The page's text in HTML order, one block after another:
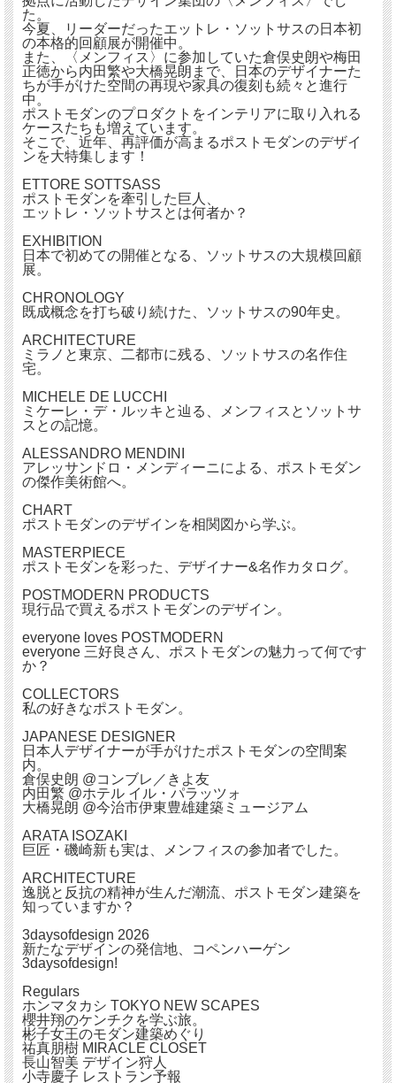
た。
今夏、リーダーだったエットレ・ソットサスの日本初
の本格的回顧展が開催中。
また、〈メンフィス〉に参加していた倉俣史朗や梅田
正徳から内田繁や大橋晃朗まで、日本のデザイナーた
ちが手がけた空間の再現や家具の復刻も続々と進行
中。
ポストモダンのプロダクトをインテリアに取り入れる
ケースたちも増えています。
そこで、近年、再評価が高まるポストモダンのデザイ
ンを大特集します！
ETTORE SOTTSASS
ポストモダンを牽引した巨人、
エットレ・ソットサスとは何者か？
EXHIBITION
日本で初めての開催となる、ソットサスの大規模回顧
展。
CHRONOLOGY
既成概念を打ち破り続けた、ソットサスの90年史。
ARCHITECTURE
ミラノと東京、二都市に残る、ソットサスの名作住
宅。
MICHELE DE LUCCHI
ミケーレ・デ・ルッキと辿る、メンフィスとソットサ
スとの記憶。
ALESSANDRO MENDINI
アレッサンドロ・メンディーニによる、ポストモダン
の傑作美術館へ。
CHART
ポストモダンのデザインを相関図から学ぶ。
MASTERPIECE
ポストモダンを彩った、デザイナー&名作カタログ。
POSTMODERN PRODUCTS
現行品で買えるポストモダンのデザイン。
everyone loves POSTMODERN
everyone 三好良さん、ポストモダンの魅力って何です
か？
COLLECTORS
私の好きなポストモダン。
JAPANESE DESIGNER
日本人デザイナーが手がけたポストモダンの空間案
内。
倉俣史朗 @コンブレ／きよ友
内田繁 @ホテル イル・パラッツォ
大橋晃朗 @今治市伊東豊雄建築ミュージアム
ARATA ISOZAKI
巨匠・磯崎新も実は、メンフィスの参加者でした。
ARCHITECTURE
逸脱と反抗の精神が生んだ潮流、ポストモダン建築を
知っていますか？
3daysofdesign 2026
新たなデザインの発信地、コペンハーゲン
3daysofdesign!
Regulars
ホンマタカシ TOKYO NEW SCAPES
櫻井翔のケンチクを学ぶ旅。
彬子女王のモダン建築めぐり
祐真朋樹 MIRACLE CLOSET
長山智美 デザイン狩人
小寺慶子 レストラン予報